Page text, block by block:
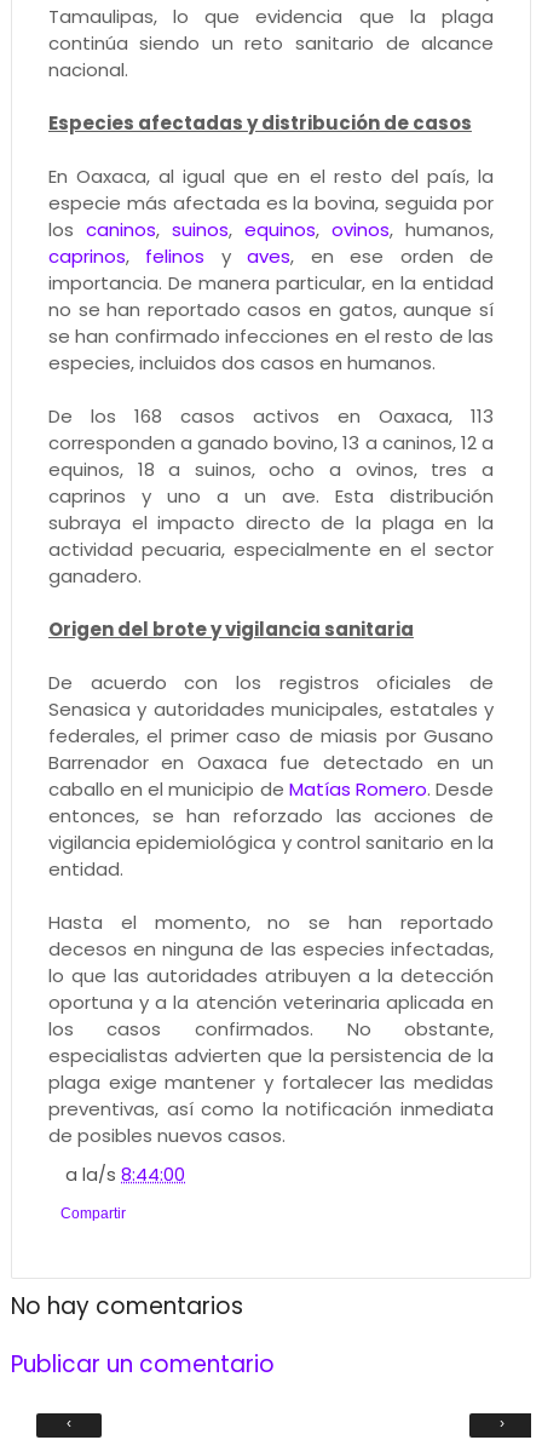
Tamaulipas, lo que evidencia que la plaga
continúa siendo un reto sanitario de alcance
nacional.
Especies afectadas y distribución de casos
En Oaxaca, al igual que en el resto del país, la
especie más afectada es la bovina, seguida por
los caninos, suinos, equinos,ovinos, humanos,
caprinos, felinos yaves, en ese orden de
importancia. De manera particular, en la entidad
no se han reportado casos en gatos, aunque sí
se han confirmado infecciones en el resto de las
especies, incluidos dos casos en humanos.
De los 168 casos activos en Oaxaca, 113
corresponden a ganado bovino, 13 a caninos, 12 a
equinos, 18 a suinos, ocho a ovinos, tres a
caprinos y uno a un ave. Esta distribución
subraya el impacto directo de la plaga en la
actividad pecuaria, especialmente en el sector
ganadero.
Origen del brote y vigilancia sanitaria
De acuerdo con los registros oficiales de
Senasica y autoridades municipales, estatales y
federales, el primer caso de miasis por Gusano
Barrenador en Oaxaca fue detectado en un
caballo en el municipio de Matías Romero. Desde
entonces, se han reforzado las acciones de
vigilancia epidemiológica y control sanitario en la
entidad.
Hasta el momento, no se han reportado
decesos en ninguna de las especies infectadas,
lo que las autoridades atribuyen a la detección
oportuna y a la atención veterinaria aplicada en
los casos confirmados. No obstante,
especialistas advierten que la persistencia de la
plaga exige mantener y fortalecer las medidas
preventivas, así como la notificación inmediata
de posibles nuevos casos.
a la/s8:44:00
Compartir
No hay comentarios
Publicar un comentario
‹ ›